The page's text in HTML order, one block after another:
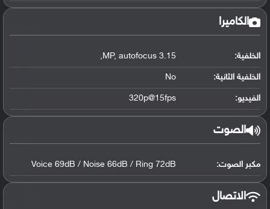
الكاميرا
الخلفية: 3.15 MP, autofocus,
الخلفية الثانية: No
الفيديو: 320p@15fps
الصوت
مكبر الصوت: Voice 69dB / Noise 66dB / Ring 72dB
الاتصال